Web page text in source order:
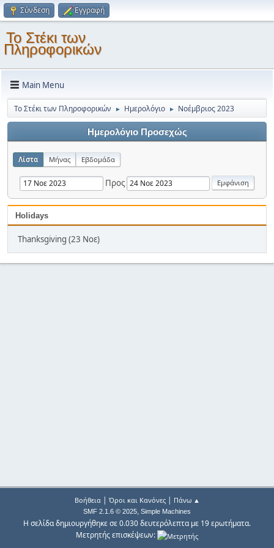
Σύνδεση Εγγραφή
Το Στέκι των
Πληροφορικών
Main Menu
Το Στέκι των Πληροφορικών ► Ημερολόγιο ► Νοέμβριος 2023
Ημερολόγιο Προσεχώς
Λίστα Μήνας Εβδομάδα
Προς
Holidays
Thanksgiving (23 Νοε)
Βοήθεια| Όροι και Κανόνες| Πάνω ▲
SMF 2.1.6 © 2025, Simple Machines
Η σελίδα δημιουργήθηκε σε 0.030 δευτερόλεπτα με 19 ερωτήματα.
Μετρητής επισκέψεων: